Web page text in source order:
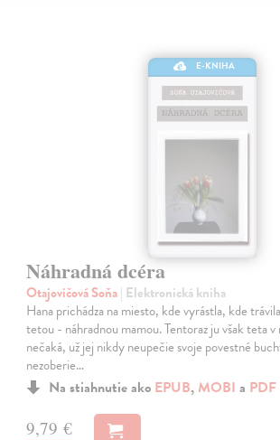
E-KNIHA
Náhradná dcéra
Otajovičová Soňa| Elektronická kniha
Hana prichádza na miesto, kde vyrástla, kde
tetou - náhradnou mamou. Tentoraz ju však teta
nečaká, už jej nikdy neupečie svoje povestné
nezoberie…
Na stiahnutie ako EPUB, MOBI a PDF
9,79 €